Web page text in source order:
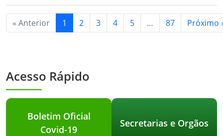
« Anterior 1 2 3 4 5 … 87 Próximo
Acesso Rápido
Boletim Oficial
Covid-19
Secretarias e Orgãos